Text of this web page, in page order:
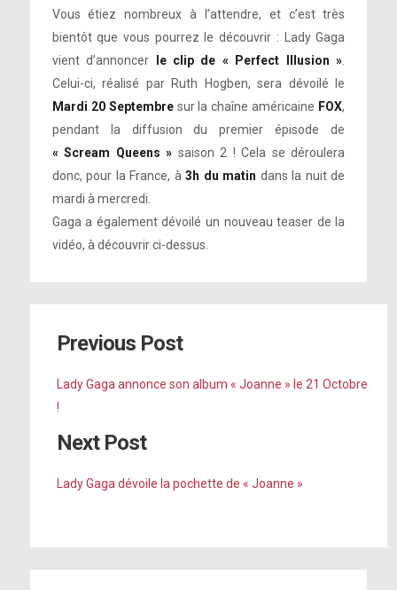
Vous étiez nombreux à l’attendre, et c’est très
bientôt que vous pourrez le découvrir : Lady Gaga
vient d’annoncer
le clip de « Perfect Illusion »
Celui-ci, réalisé par Ruth Hogben, sera dévoilé le
Mardi 20 Septembresur la chaîne américaine FOX,
pendant la diffusion du premier épisode de
« Scream Queens » saison 2 ! Cela se déroulera
donc, pour la France, à3h du matin dans la nuit de
mardi à mercredi.
Gaga a également dévoilé un nouveau teaser de la
vidéo, à découvrir ci-dessus.
Previous Post
Lady Gaga annonce son album « Joanne » le 21 Octobre
!
Next Post
Lady Gaga dévoile la pochette de « Joanne »